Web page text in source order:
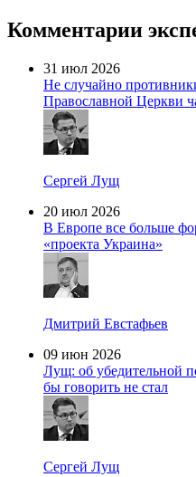
Комментарии
31 июл 2026
Не случайно
Православной Церкви
Сергей Лущ
20 июл 2026
В Европе все больше
«проекта Украина»
Дмитрий Евстафьев
09 июн 2026
Лущ: об убедительной
бы говорить не стал
Сергей Лущ